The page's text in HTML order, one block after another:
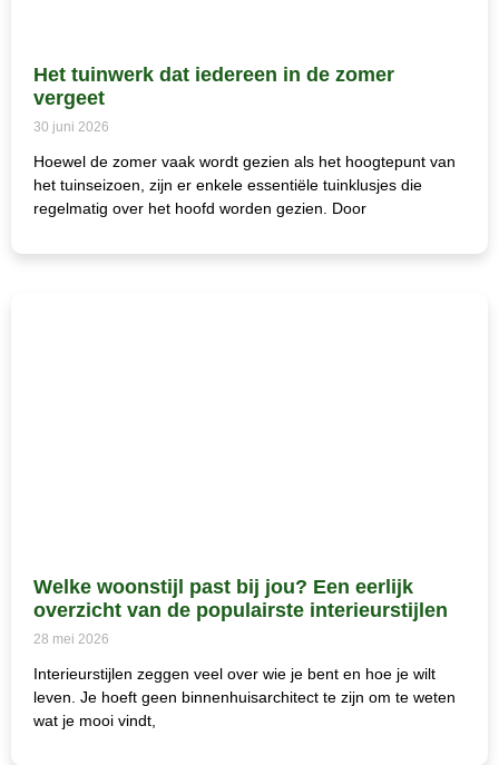
Het tuinwerk dat iedereen in de zomer
vergeet
30 juni 2026
Hoewel de zomer vaak wordt gezien als het hoogtepunt van
het tuinseizoen, zijn er enkele essentiële tuinklusjes die
regelmatig over het hoofd worden gezien. Door
Welke woonstijl past bij jou? Een eerlijk
overzicht van de populairste interieurstijlen
28 mei 2026
Interieurstijlen zeggen veel over wie je bent en hoe je wilt
leven. Je hoeft geen binnenhuisarchitect te zijn om te weten
wat je mooi vindt,